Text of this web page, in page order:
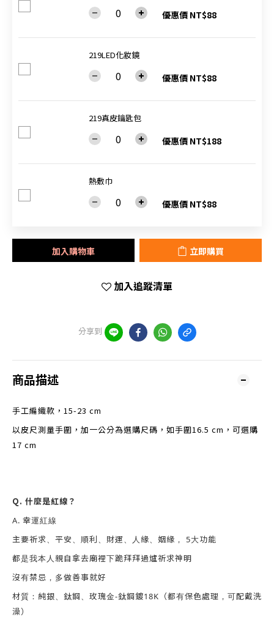
優惠價 NT$88
219LED化妝鏡
優惠價 NT$88
219真皮鑰匙包
優惠價 NT$188
熱敷巾
優惠價 NT$88
加入購物車 立即購買
加入追蹤清單
分享到
商品描述
手工編織款，15-23 cm
以皮尺測量手圍 ，加一公分為選購尺碼，如手圍16.5 cm，可選購
17 cm
Q. 什麼是紅線？
A. 幸運紅線
主要祈求、平安、順利、財運、人緣、姻緣， 5大功能
都是我本人親自拿去廟裡下跪拜拜過爐祈求神明
沒有禁忌，多做善事就好
材質：純銀、鈦鋼、玫瑰金-鈦鋼鍍18K（都有保色處理，可配戴洗
澡）